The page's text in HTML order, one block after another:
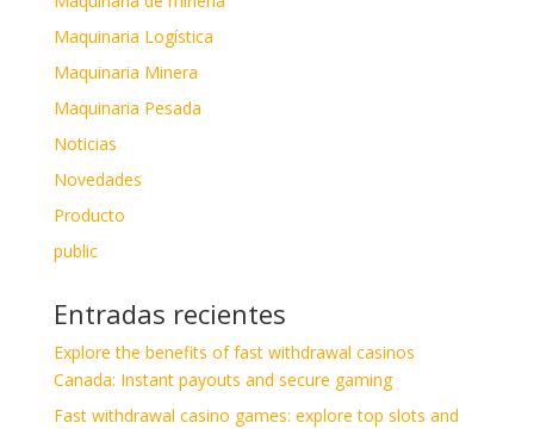
Maquinaria Logística
Maquinaria Minera
Maquinaria Pesada
Noticias
Novedades
Producto
public
Entradas recientes
Explore the benefits of fast withdrawal casinos
Canada: Instant payouts and secure gaming
Fast withdrawal casino games: explore top slots and